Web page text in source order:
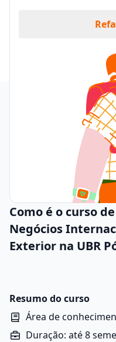
Como é o curso
Negócios
Exterior na UBR
Resumo do curso
Área de
Duração: até 8